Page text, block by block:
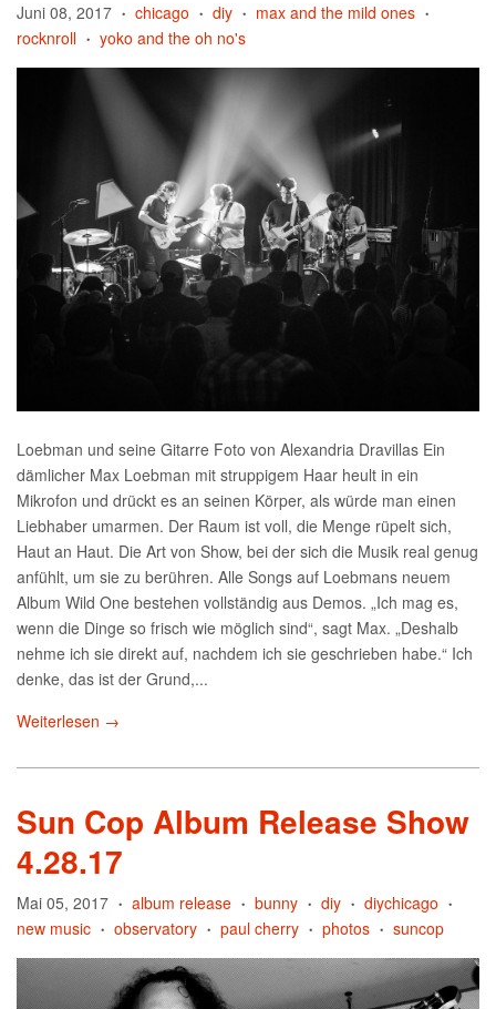
Juni 08, 2017 • chicago • diy • max and the mild ones •
rocknroll • yoko and the oh no's
Loebman und seine Gitarre Foto von Alexandria Dravillas Ein
dämlicher Max Loebman mit struppigem Haar heult in ein
Mikrofon und drückt es an seinen Körper, als würde man einen
Liebhaber umarmen. Der Raum ist voll, die Menge rüpelt sich,
Haut an Haut. Die Art von Show, bei der sich die Musik real genug
anfühlt, um sie zu berühren. Alle Songs auf Loebmans neuem
Album Wild One bestehen vollständig aus Demos. „Ich mag es,
wenn die Dinge so frisch wie möglich sind“, sagt Max. „Deshalb
nehme ich sie direkt auf, nachdem ich sie geschrieben habe.“ Ich
denke, das ist der Grund,...
Weiterlesen →
Sun Cop Album Release Show
4.28.17
Mai 05, 2017 • album release • bunny • diy • diychicago •
new music • observatory • paul cherry • photos • suncop